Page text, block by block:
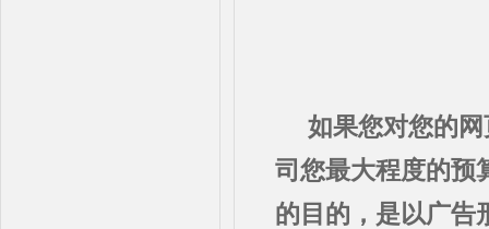
如果您对您的
司您最大程度的预
的目的，是以广告